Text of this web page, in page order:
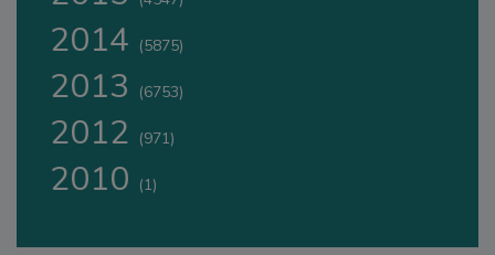
2014 (5875)
2013 (6753)
2012 (971)
2010 (1)